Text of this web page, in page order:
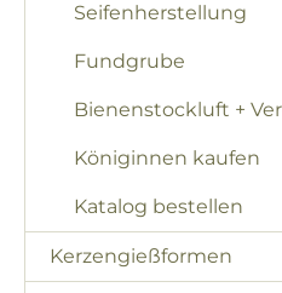
Seifenherstellung
Fundgrube
Bienenstockluft +
Königinnen kaufen
Katalog bestellen
Kerzengießformen